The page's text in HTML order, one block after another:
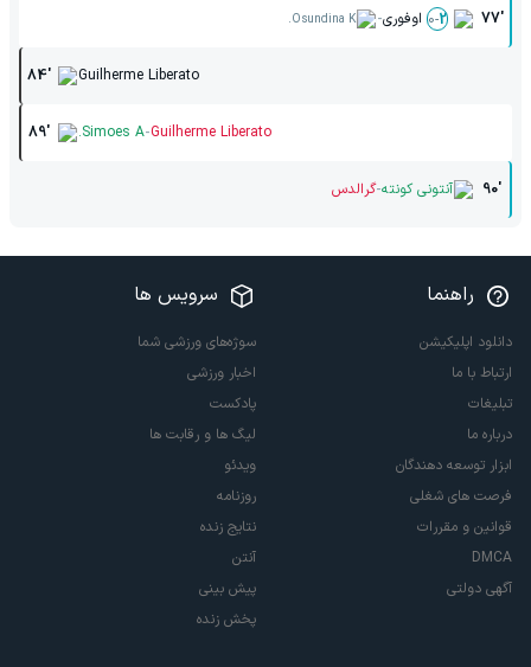
77'
2
-
0 اوفوری-
Osundina K.
84' Guilherme Liberato
89' Simoes A.-Guilherme Liberato
90' آنتونی کونته-گرالدس
راهنما
دانلود اپلیکیشن
ارتباط با ما
تبلیغات
درباره ما
ابزار توسعه دهندگان
فرصت های شغلی
قوانین و مقررات
DMCA
آگهی دولتی
سرویس ها
سوژه‌های ورزشی شما
اخبار ورزشی
پادکست
لیگ ها و رقابت ها
ویدئو
روزنامه
نتایج زنده
آنتن
پیش بینی
پخش زنده